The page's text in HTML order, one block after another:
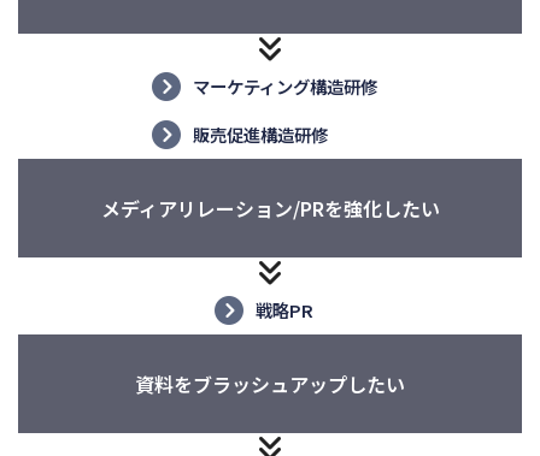
マーケティング構造研修
販売促進構造研修
メディアリレーション/PRを強化したい
戦略PR
資料をブラッシュアップしたい